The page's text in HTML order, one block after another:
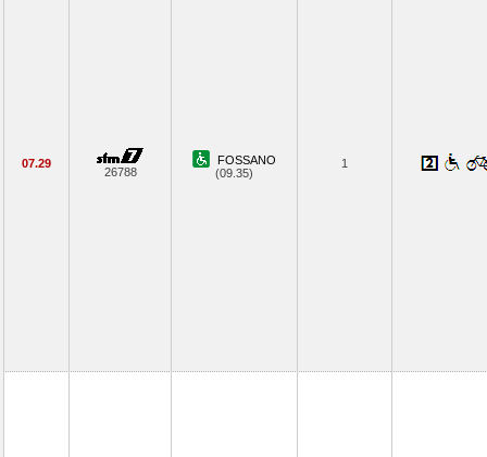
07.29
26788
FOSSANO
(09.35)
1